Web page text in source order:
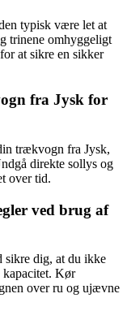
typisk være let at
trinene omhyggeligt
at sikre en sikker
fra Jysk for
trækvogn fra Jysk,
direkte sollys og
over tid.
ved brug af
sikre dig, at du ikke
kapacitet. Kør
over ru og ujævne